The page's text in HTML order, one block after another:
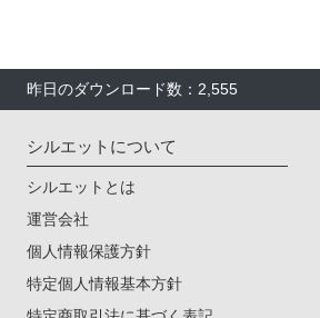
昨日のダウンロード数：2,555
シルエットについて
シルエットとは
運営会社
個人情報保護方針
特定個人情報基本方針